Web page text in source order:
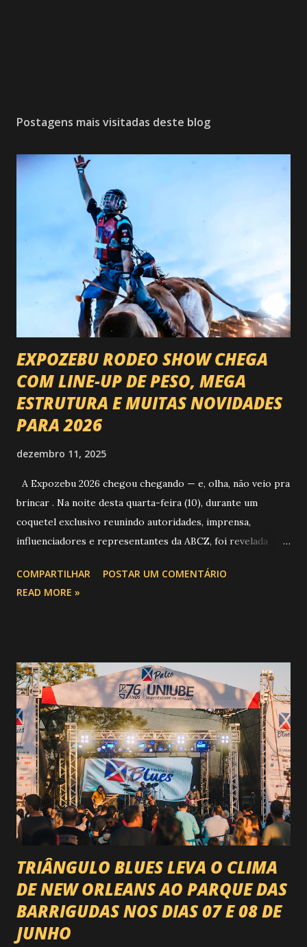
Postagens mais visitadas deste blog
EXPOZEBU RODEO SHOW CHEGA
COM LINE-UP DE PESO, MEGA
ESTRUTURA E MUITAS NOVIDADES
PARA 2026
dezembro 11, 2025
A Expozebu 2026 chegou chegando — e, olha, não veio pra
brincar . Na noite desta quarta-feira (10), durante um
coquetel exclusivo reunindo autoridades, imprensa,
influenciadores e representantes da ABCZ, foi revelada
festa : a chegada do Campeonato de Montarias em Touros
do Circuito Rancho Primavera (CRP) , a maior companhia de
impacto é tão grande que o evento até mudou de nome:
agora é Expozebu Rodeo Shows . E não para por aí. Foto:
@circuitoranchoprimavera 🎤 LINE-UP NACIONAL QUE
VAI ESTREMECER O PARQUE Serão quatro noites , entre
24, 25, 30 de abril e 02 de maio , com oito atrações gigantes
da música brasileira , contemplando sertanejo, forró,
piseiro e sofrência nível hard: Gusttavo Lima Leonardo
Natanzinho Lima Jads & ...
COMPARTILHAR
POSTAR UM COMENTÁRIO
READ MORE »
TRIÂNGULO BLUES LEVA O CLIMA
DE NEW ORLEANS AO PARQUE DAS
BARRIGUDAS NOS DIAS 07 E 08 DE
JUNHO